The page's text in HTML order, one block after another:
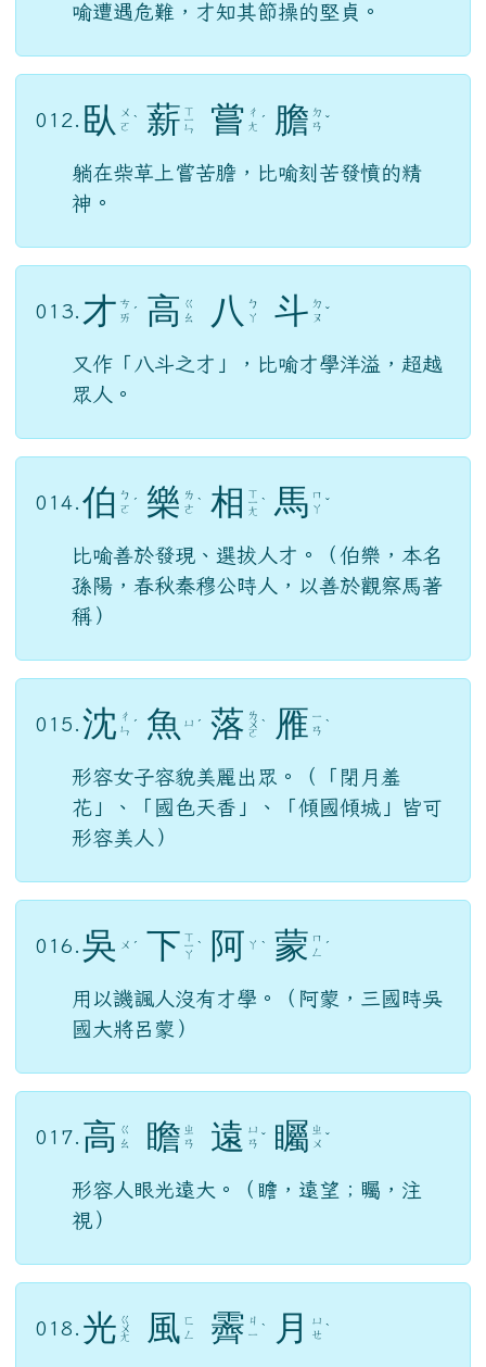
喻遭遇危難，才知其節操的堅貞。
012. 臥
ㄨ
ㄛ ˋ 薪 ㄒ
ㄧ
ㄣ 嘗 ㄔ
ㄤ ˊ 膽 ㄉ
ㄢ ˇ
躺在柴草上嘗苦膽，比喻刻苦發憤的精
神。
013. 才 ㄘ
ㄞ ˊ 高 ㄍ
ㄠ
八
ㄅ
ㄚ
斗 ㄉ
ㄡ ˇ
又作「八斗之才」，比喻才學洋溢，超越
眾人。
014. 伯 ㄅ
ㄛ ˊ 樂 ㄌ
ㄜ ˋ 相 ㄒ
ㄧ
ㄤ
ˋ 馬 ㄇ
ㄚ ˇ
比喻善於發現、選拔人才。（伯樂，本名
孫陽，春秋秦穆公時人，以善於觀察馬著
稱）
015. 沈 ㄔ
ㄣ ˊ 魚 ㄩ ˊ 落 ㄌ
ㄨ
ㄛ
ˋ 雁 ㄧ
ㄢ ˋ
形容女子容貌美麗出眾。（「閉月羞
花」、「國色天香」、「傾國傾城」皆可
形容美人）
016. 吳 ㄨ ˊ 下 ㄒ
ㄧ
ㄚ
ˋ 阿 ㄚ ˋ 蒙 ㄇ
ㄥ
ˊ
用以譏諷人沒有才學。（阿蒙，三國時吳
國大將呂蒙）
017. 高 ㄍ
ㄠ
瞻 ㄓ
ㄢ
遠 ㄩ
ㄢ ˇ 矚 ㄓ
ㄨ ˇ
形容人眼光遠大。（瞻，遠望；矚，注
視）
018. 光 ㄍ
ㄨ
ㄤ 風 ㄈ
ㄥ
霽 ㄐ
ㄧ ˋ 月
ㄩ
ㄝ ˋ